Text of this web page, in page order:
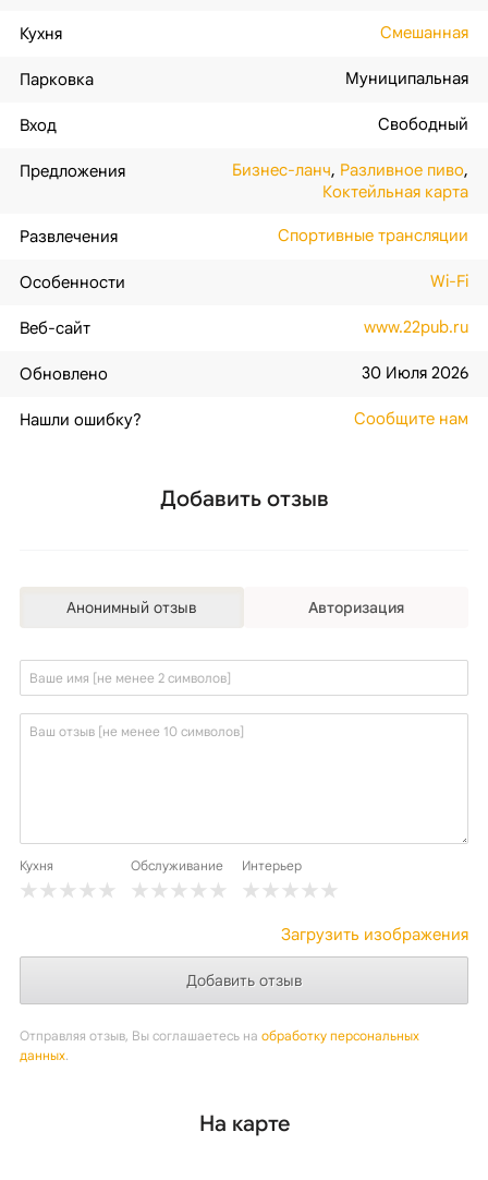
Кухня Смешанная
Парковка Муниципальная
Вход Свободный
Предложения Бизнес-ланч, Разливное пиво,
Коктейльная карта
Развлечения Спортивные трансляции
Особенности Wi-Fi
Веб-сайт www.22pub.ru
Обновлено 30 Июля 2026
Нашли ошибку? Сообщите нам
Добавить отзыв
Анонимный отзыв Авторизация
Кухня Обслуживание Интерьер
Загрузить изображения
Отправляя отзыв, Вы соглашаетесь на обработку персональных
данных.
На карте